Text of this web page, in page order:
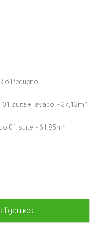
Pequeno!
suite + lavabo - 37,13m²
01 suíte - 61,85m²
ligamos!